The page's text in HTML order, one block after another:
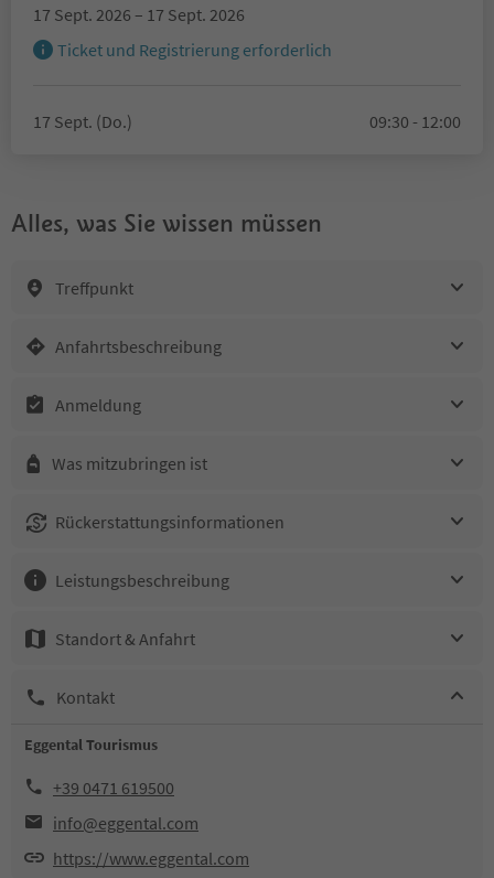
17 Sept. 2026 – 17 Sept. 2026
Ticket und Registrierung erforderlich
17 Sept. (Do.) 09:30 - 12:00
Alles, was Sie wissen müssen
Treffpunkt
Anfahrtsbeschreibung
Anmeldung
Was mitzubringen ist
Rückerstattungsinformationen
Leistungsbeschreibung
Standort & Anfahrt
Kontakt
Eggental Tourismus
+39 0471 619500
info@eggental.com
https://www.eggental.com